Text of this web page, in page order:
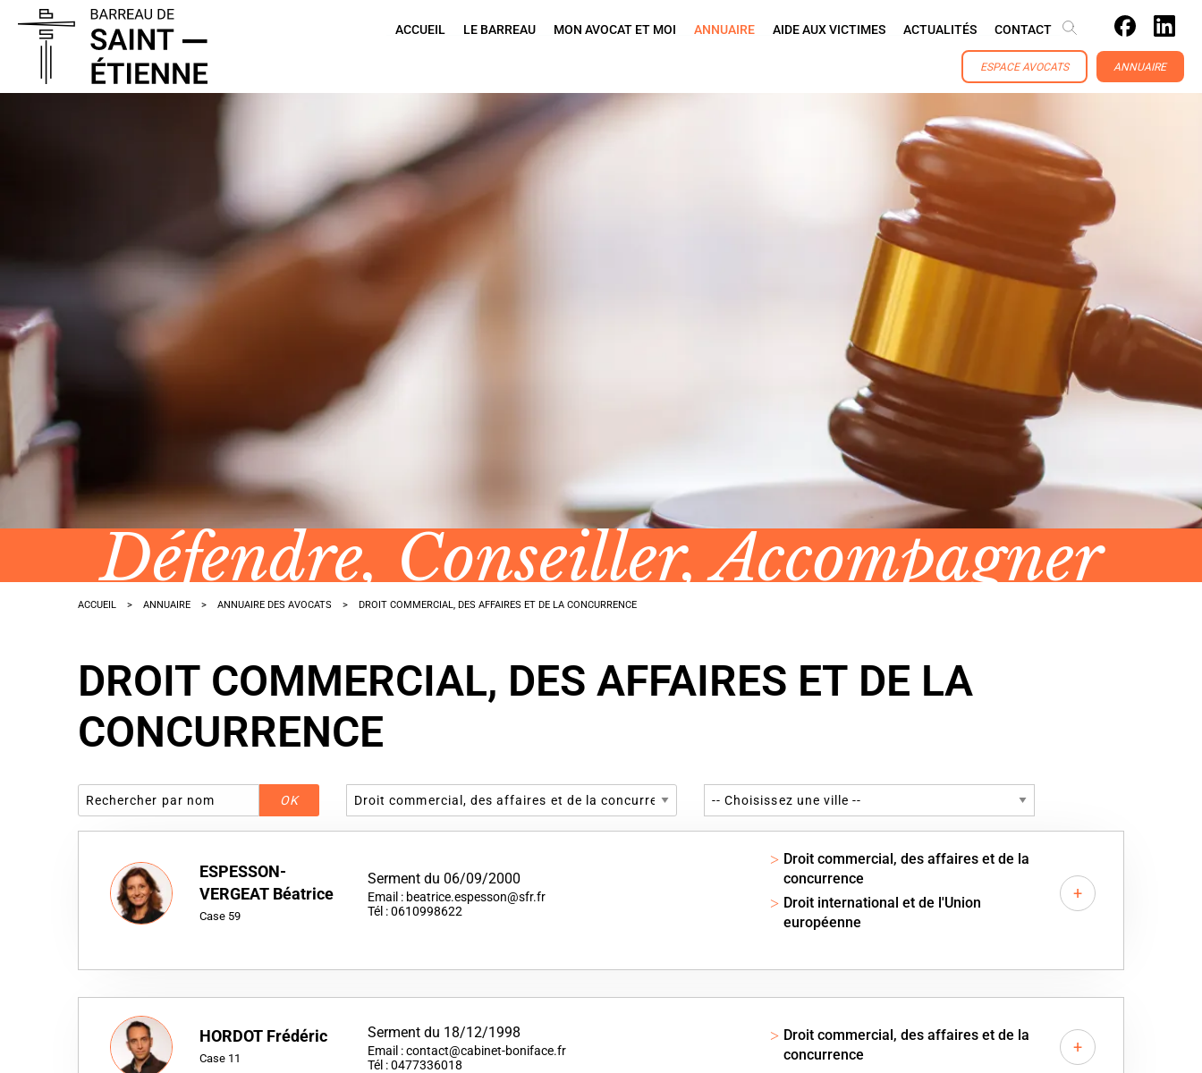
Panneau de gestion des cookies
ACCUEIL LE BARREAU MON AVOCAT ET MOI ANNUAIRE AIDE AUX VICTIMES ACTUALITÉS CONTACT
ESPACE AVOCATS ANNUAIRE
Défendre, Conseiller, Accompagner
ACCUEIL ANNUAIRE ANNUAIRE DES AVOCATS DROIT COMMERCIAL, DES AFFAIRES ET DE LA CONCURRENCE
DROIT COMMERCIAL, DES AFFAIRES ET DE LA
CONCURRENCE
ESPESSON-
VERGEAT Béatrice
Case 59
Serment du 06/09/2000
Email : beatrice.espesson@sfr.fr
Tél : 0610998622
Droit commercial, des affaires et de la
concurrence
Droit international et de l'Union
européenne
+
HORDOT Frédéric
Case 11
Serment du 18/12/1998
Email : contact@cabinet-boniface.fr
Tél : 0477336018
Droit commercial, des affaires et de la
concurrence
+